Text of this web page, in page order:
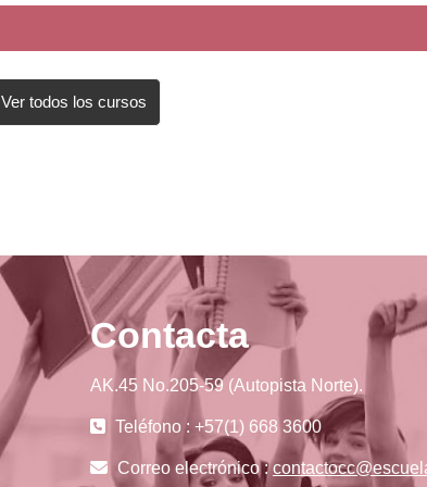
Ver todos los cursos
Contacta
AK.45 No.205-59 (Autopista Norte).
Teléfono : +57(1) 668 3600
Correo electrónico :